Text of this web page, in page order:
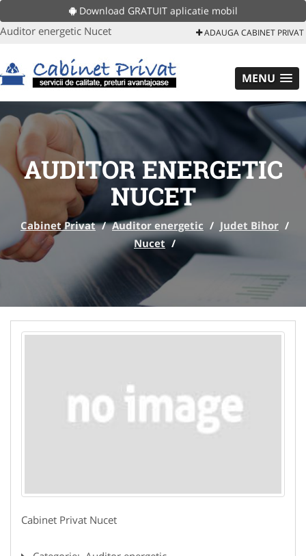
Download GRATUIT aplicatie mobil
Auditor energetic Nucet ADAUGA CABINET PRIVAT
MENU
AUDITOR ENERGETIC
NUCET
Cabinet Privat / Auditor energetic / Judet Bihor /
Nucet /
Cabinet Privat Nucet